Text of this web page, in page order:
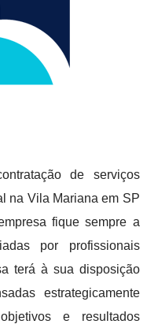
de serviços
na Vila Mariana em SP
fique sempre a
por profissionais
terá à sua disposição
estrategicamente
e resultados